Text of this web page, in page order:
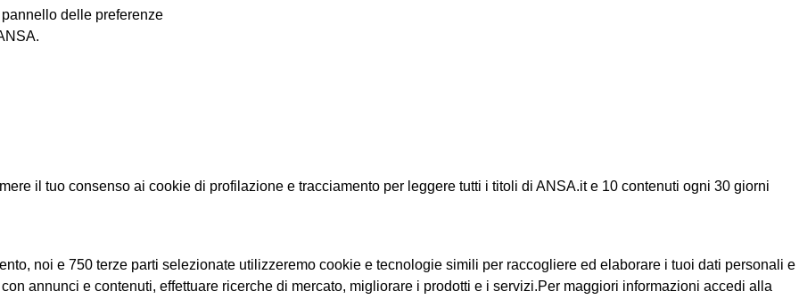
delle preferenze
il tuo consenso ai cookie di profilazione e tracciamento per leggere tutti i titoli di ANSA.it e 10 contenuti ogni 30 giorni
noi e 750 terze parti selezionate utilizzeremo cookie e tecnologie simili per raccogliere ed elaborare i tuoi dati personali e
annunci e contenuti, effettuare ricerche di mercato, migliorare i prodotti e i servizi.Per maggiori informazioni accedi alla